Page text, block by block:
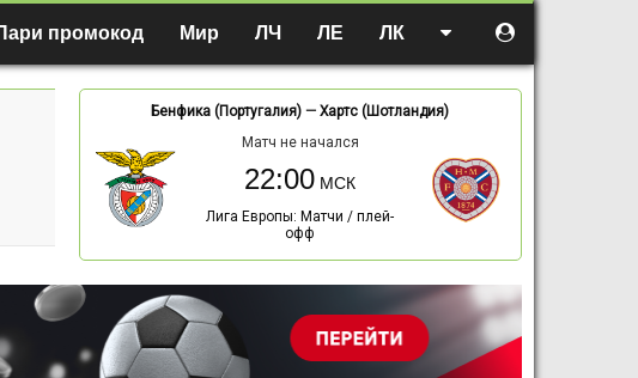
промокод Мир ЛЧ ЛЕ ЛК
Бенфика (Португалия) —Хартс (Шотландия)
Матч не начался
22:00
Лига Европы: Матчи / плей-
офф